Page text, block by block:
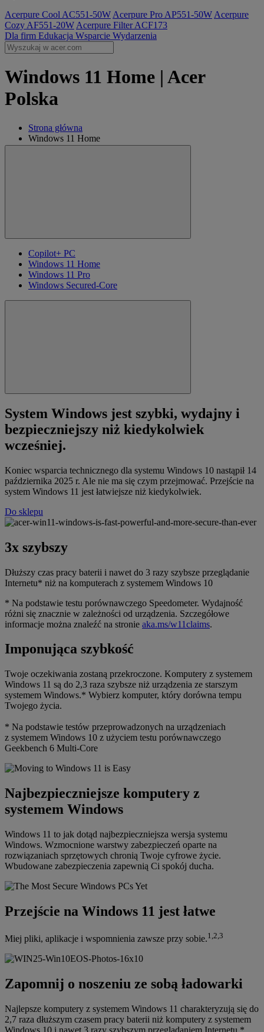
Acerpure Cool AC551-50W Acerpure Pro AP551-50W Acerpure
Cozy AF551-20W Acerpure Filter ACF173
Dla firm Edukacja Wsparcie Wydarzenia
Windows 11 Home | Acer
Polska
Strona główna
Windows 11 Home
Copilot+ PC
Windows 11 Home
Windows 11 Pro
Windows Secured-Core
System Windows jest szybki, wydajny i
bezpieczniejszy niż kiedykolwiek
wcześniej.
Koniec wsparcia technicznego dla systemu Windows 10 nastąpił 14
października 2025 r. Ale nie ma się czym przejmować. Przejście na
system Windows 11 jest łatwiejsze niż kiedykolwiek.
Do sklepu
3x szybszy
Dłuższy czas pracy baterii i nawet do 3 razy szybsze przeglądanie
Internetu* niż na komputerach z systemem Windows 10
* Na podstawie testu porównawczego Speedometer. Wydajność
różni się znacznie w zależności od urządzenia. Szczegółowe
informacje można znaleźć na stronie aka.ms/w11claims.
Imponująca szybkość
Twoje oczekiwania zostaną przekroczone. Komputery z systemem
Windows 11 są do 2,3 raza szybsze niż urządzenia ze starszym
systemem Windows.* Wybierz komputer, który dorówna tempu
Twojego życia.
* Na podstawie testów przeprowadzonych na urządzeniach
z systemem Windows 10 z użyciem testu porównawczego
Geekbench 6 Multi-Core
Najbezpieczniejsze komputery z
systemem Windows
Windows 11 to jak dotąd najbezpieczniejsza wersja systemu
Windows. Wzmocnione warstwy zabezpieczeń oparte na
rozwiązaniach sprzętowych chronią Twoje cyfrowe życie.
Wbudowane zabezpieczenia zapewnią Ci spokój ducha.
Przejście na Windows 11 jest łatwe
Miej pliki, aplikacje i wspomnienia zawsze przy sobie.1,2,3
Zapomnij o noszeniu ze sobą ładowarki
Najlepsze komputery z systemem Windows 11 charakteryzują się do
2,7 raza dłuższym czasem pracy baterii niż komputery z systemem
Windows 10 i nawet 3 razy szybszym przeglądaniem Internetu.*